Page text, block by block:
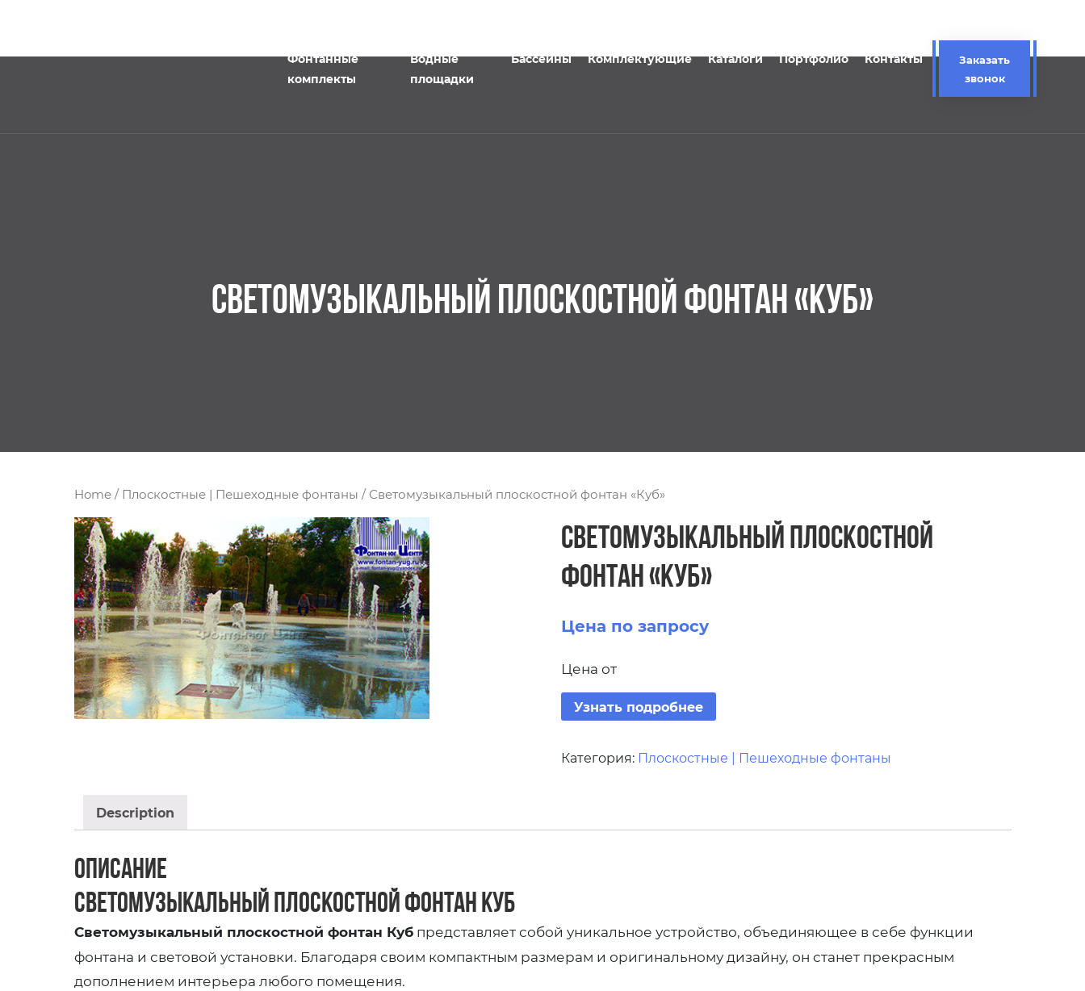
Фонтанные
комплекты
Водные
площадки
Бассейны Комплектующие Каталоги Портфолио Контакты
Заказать
звонок
СВЕТОМУЗЫКАЛЬНЫЙ ПЛОСКОСТНОЙ ФОНТАН «КУБ»
Home/ Плоскостные | Пешеходные фонтаны / Светомузыкальный плоскостной фонтан «Куб»
Светомузыкальный плоскостной
фонтан «Куб»
Цена по запросу
Цена от
Узнать подробнее
Категория: Плоскостные | Пешеходные фонтаны
Description
Описание
Светомузыкальный плоскостной фонтан Куб
Светомузыкальный плоскостной фонтан Кубпредставляет собой уникальное устройство, объединяющее в себе функции
фонтана и световой установки. Благодаря своим компактным размерам и оригинальному дизайну, он станет прекрасным
дополнением интерьера любого помещения.